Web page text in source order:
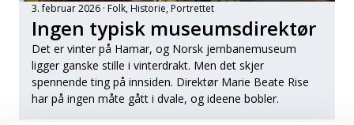
3. februar 2026 Folk, Historie, Portrettet
Ingen typisk museumsdirektør
Det er vinter på Hamar, og Norsk jernbanemuseum
ligger ganske stille i vinterdrakt. Men det skjer
spennende ting på innsiden. Direktør Marie Beate Rise
har på ingen måte gått i dvale, og ideene bobler.